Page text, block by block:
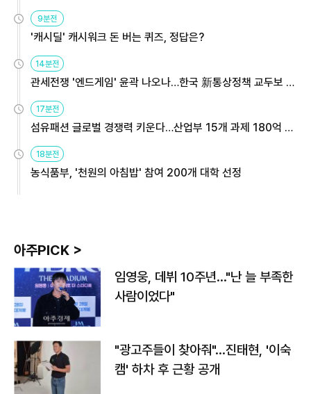
9분전
'캐시딜' 캐시워크 돈 버는 퀴즈, 정답은?
14분전
관세전쟁 '엔드게임' 윤곽 나오나…한국 新통상정책 교두보 활
용해야
17분전
섬유패션 글로벌 경쟁력 키운다…산업부 15개 과제 180억 지
원
18분전
농식품부, '천원의 아침밥' 참여 200개 대학 선정
아주PICK >
임영웅, 데뷔 10주년…"난 늘 부족한
사람이었다"
"광고주들이 찾아줘"…진태현, '이숙
캠' 하차 후 근황 공개